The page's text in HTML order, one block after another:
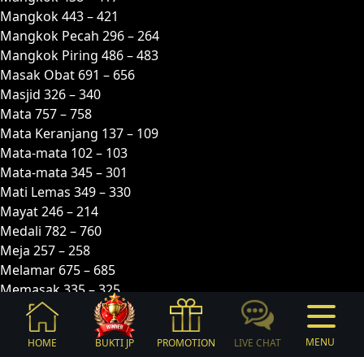
Mangkok 443 – 421
Mangkok Pecah 296 – 264
Mangkok Piring 486 – 483
Masak Obat 691 – 656
Masjid 326 – 340
Mata 757 – 758
Mata Keranjang 137 – 109
Mata-mata 102 – 103
Mata-mata 345 – 301
Mati Lemas 349 – 330
Mayat 246 – 214
Medali 782 – 760
Meja 257 – 258
Melamar 675 – 685
Memasak 335 – 325
Membajak 488 – 467
Membawa Getah 021 – 043
Membonceng 943 – 921
HOME BUKTI JP PROMOTION LIVE CHAT MENU